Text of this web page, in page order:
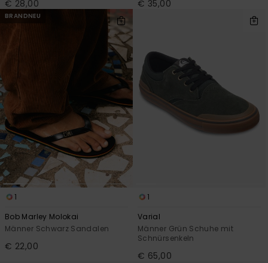
€ 28,00 € 35,00
BRANDNEU
1
Bob Marley Molokai
Männer Schwarz Sandalen
€ 22,00
1
Varial
Männer Grün Schuhe mit
Schnürsenkeln
€ 65,00